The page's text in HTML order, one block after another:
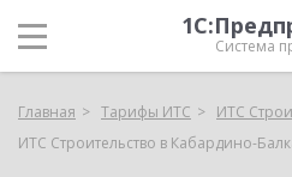
Система
Главная Тарифы ИТС
ИТС
ИТС Строительство в Кабардино-